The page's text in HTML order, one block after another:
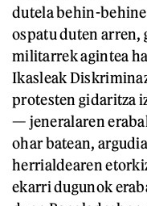
dutela behin-
ospatu duten arren,
militarrek agintea
Ikasleak
protesten gidaritza
— jeneralaren
ohar batean,
herrialdearen
ekarri dugunok